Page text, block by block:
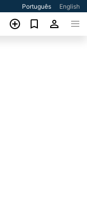
Português English